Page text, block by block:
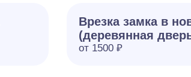
Врезка замка в
(деревянная
от 1500 ₽